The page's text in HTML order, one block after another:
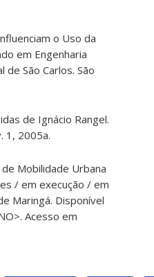
o Uso da
em Engenharia
de São Carlos. São
de Ignácio Rangel.
1, 2005a.
Mobilidade Urbana
/ em execução / em
Maringá. Disponível
Acesso em